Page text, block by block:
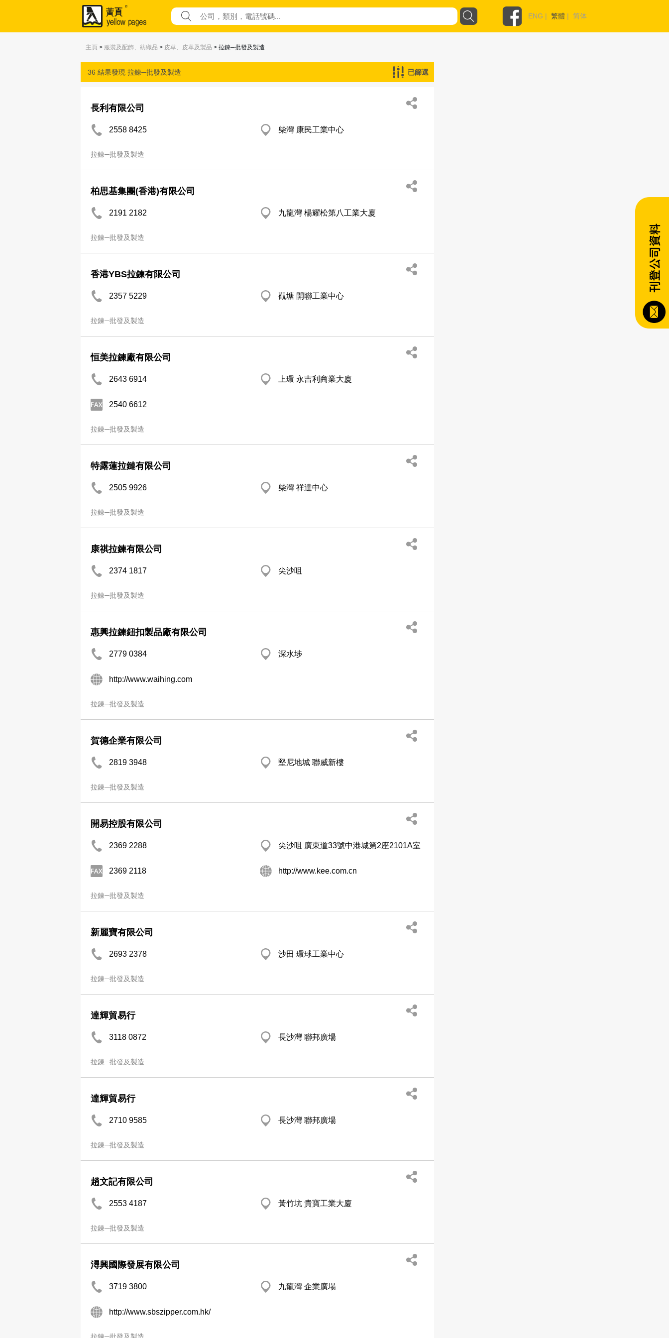
ENG | 繁體 | 简体
主頁 > 服裝及配飾、紡織品 > 皮草、皮革及製品 > 拉鍊─批發及製造
36 結果發現 拉鍊─批發及製造 已篩選
長利有限公司
2558 8425 柴灣 康民工業中心
拉鍊─批發及製造
柏思基集團(香港)有限公司
2191 2182 九龍灣 楊耀松第八工業大廈
拉鍊─批發及製造
香港YBS拉鍊有限公司
2357 5229 觀塘 開聯工業中心
拉鍊─批發及製造
恒美拉鍊廠有限公司
2643 6914 上環 永吉利商業大廈
2540 6612
拉鍊─批發及製造
特露蓮拉鏈有限公司
2505 9926 柴灣 祥達中心
拉鍊─批發及製造
康祺拉鍊有限公司
2374 1817 尖沙咀
拉鍊─批發及製造
惠興拉鍊鈕扣製品廠有限公司
2779 0384 深水埗
http://www.waihing.com
拉鍊─批發及製造
賀德企業有限公司
2819 3948 堅尼地城 聯威新樓
拉鍊─批發及製造
開易控股有限公司
2369 2288 尖沙咀 廣東道33號中港城第2座2101A室
2369 2118 http://www.kee.com.cn
拉鍊─批發及製造
新麗寶有限公司
2693 2378 沙田 環球工業中心
拉鍊─批發及製造
達輝貿易行
3118 0872 長沙灣 聯邦廣場
拉鍊─批發及製造
達輝貿易行
2710 9585 長沙灣 聯邦廣場
拉鍊─批發及製造
趙文記有限公司
2553 4187 黃竹坑 貴寶工業大廈
拉鍊─批發及製造
潯興國際發展有限公司
3719 3800 九龍灣 企業廣場
http://www.sbszipper.com.hk/